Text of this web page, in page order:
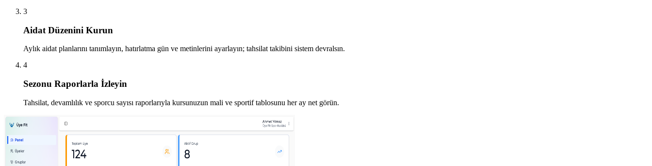
3
Aidat Düzenini Kurun
Aylık aidat planlarını tanımlayın, hatırlatma gün ve metinlerini ayarlayın; tahsilat takibini sistem devralsın.
4
Sezonu Raporlarla İzleyin
Tahsilat, devamlılık ve sporcu sayısı raporlarıyla kursunuzun mali ve sportif tablosunu her ay net görün.